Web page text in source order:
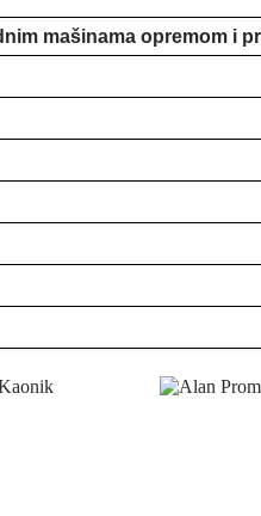
mašinama opremom i